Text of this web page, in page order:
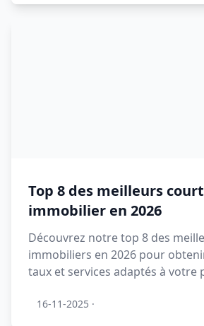
Top 8 des meilleurs
immobilier en 2026
Découvrez notre top 8 des
immobiliers en 2026 pour
taux et services adaptés à votre
16-11-2025 ·